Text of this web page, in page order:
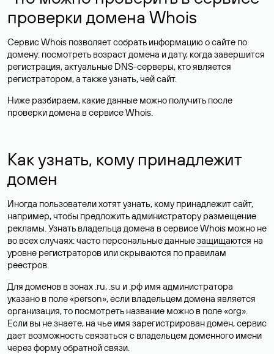
проверки домена Whois
Сервис Whois позволяет собрать информацию о сайте по
домену: посмотреть возраст домена и дату, когда завершится
регистрация, актуальные DNS-серверы, кто является
регистратором, а также узнать, чей сайт.
Ниже разбираем, какие данные можно получить после
проверки домена в сервисе Whois.
Как узнать, кому принадлежит
домен
Иногда пользователи хотят узнать, кому принадлежит сайт,
например, чтобы предложить администратору размещение
рекламы. Узнать владельца домена в сервисе Whois можно не
во всех случаях: часто персональные данныезащищаются на
уровне регистраторов или скрываются по правилам
реестров.
Для доменов в зонах .ru, .su и .рф имя администратора
указано в поле «person», если владельцем домена является
организация, то посмотреть название можно в поле «org».
Если вы не знаете, на чье имя зарегистрирован домен, сервис
дает возможность связаться с владельцем доменного имени
через форму обратной связи.